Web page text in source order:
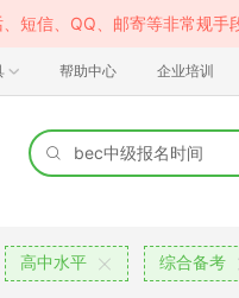
短信、QQ、邮寄等非常规手
帮助中心 企业培训
高中水平 综合备考